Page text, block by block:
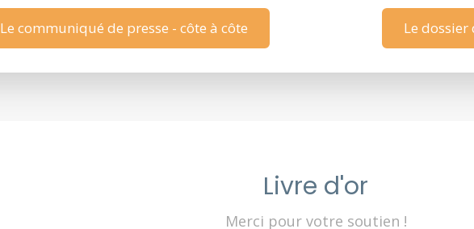
Le communiqué de presse - côte à côte Le dossier
Livre d'or
Merci pour votre soutien !